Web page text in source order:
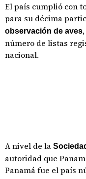
El país cumplió con
para su décima
observación de aves
número de listas
nacional.
A nivel de la
autoridad que
Panamá fue el país